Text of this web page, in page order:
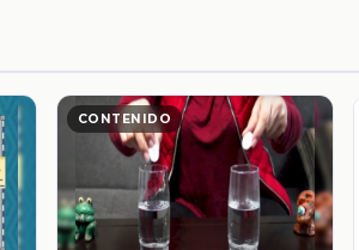
CONTENIDO